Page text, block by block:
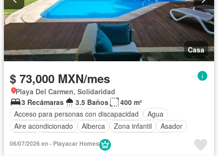
Casa
$ 73,000 MXN/mes
Playa Del Carmen, Solidaridad
3 Recámaras
3.5 Baños
400 m²
Acceso para personas con discapacidad
Agua
Aire acondicionado
Alberca Zona infantil
Asador
Caseta de vigilancia
Estacionamiento
06/07/2026 en - Playacar Homes